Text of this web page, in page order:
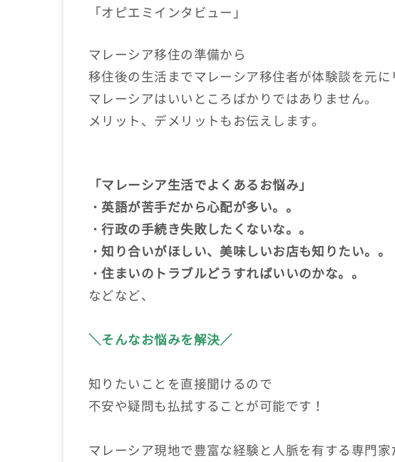
「オピエミインタビュー」
マレーシア移住の準備から
移住後の生活までマレーシア移住者が体験談を元に
マレーシアはいいところばかりではありません。
メリット、デメリットもお伝えします。
「マレーシア生活でよくあるお悩み」
・英語が苦手だから心配が多い。。
・行政の手続き失敗したくないな。。
・知り合いがほしい、美味しいお店も知りたい。。
・住まいのトラブルどうすればいいのかな。。
などなど、
＼そんなお悩みを解決／
知りたいことを直接聞けるので
不安や疑問も払拭することが可能です！
マレーシア現地で豊富な経験と人脈を有する専門家